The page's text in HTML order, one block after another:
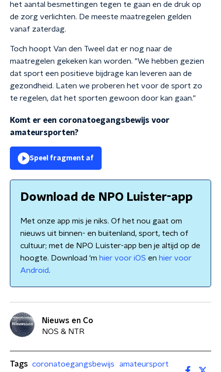
het aantal besmettingen tegen te gaan en de druk op
de zorg verlichten. De meeste maatregelen gelden
vanaf zaterdag.
Toch hoopt Van den Tweel dat er nog naar de
maatregelen gekeken kan worden. "We hebben gezien
dat sport een positieve bijdrage kan leveren aan de
gezondheid. Laten we proberen het voor de sport zo
te regelen, dat het sporten gewoon door kan gaan."
Komt er een coronatoegangsbewijs voor
amateursporten?
Speel fragment af
Download de NPO Luister-app
Met onze app mis je niks. Of het nou gaat om
nieuws uit binnen- en buitenland, sport, tech of
cultuur; met de NPO Luister-app ben je altijd op de
hoogte. Download 'm hier voor iOS en hier voor
Android.
Nieuws en Co
NOS & NTR
Tags coronatoegangsbewijs
amateursport